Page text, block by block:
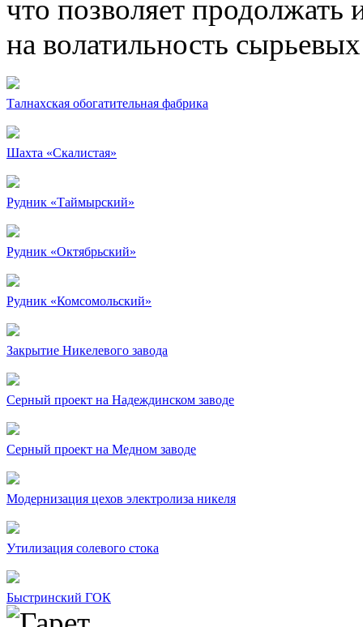
что позволяет продолжать
на волатильность
Талнахская обогатительная фабрика
Шахта «Скалистая»
Рудник «Таймырский»
Рудник «Октябрьский»
Рудник «Комсомольский»
Закрытие Никелевого завода
Серный проект на Надеждинском заводе
Серный проект на Медном заводе
Модернизация цехов электролиза никеля
Утилизация солевого стока
Быстринский ГОК